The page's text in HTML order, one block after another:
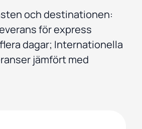
och destinationen:
för express
dagar; Internationella
jämfört med